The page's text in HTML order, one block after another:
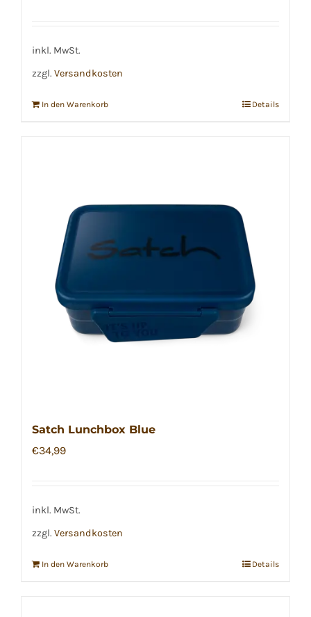
inkl. MwSt.
zzgl. Versandkosten
In den Warenkorb Details
Satch Lunchbox Blue
€34,99
inkl. MwSt.
zzgl. Versandkosten
In den Warenkorb Details